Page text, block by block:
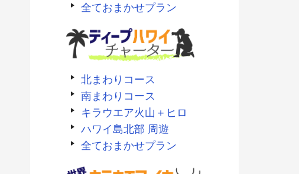
全ておまかせプラン
北まわりコース
南まわりコース
キラウエア火山＋ヒロ
ハワイ島北部 周遊
全ておまかせプラン